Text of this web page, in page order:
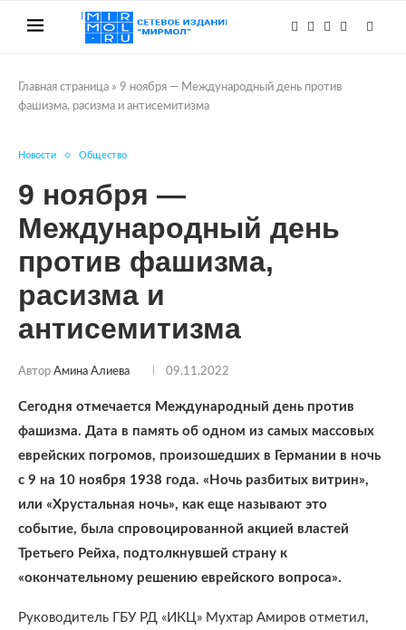
Главная страница » 9 ноября — Международный день против
фашизма, расизма и антисемитизма
Новости Общество
9 ноября —
Международный день
против фашизма,
расизма и
антисемитизма
Автор Амина Алиева 09.11.2022
Сегодня отмечается Международный день против
фашизма. Дата в память об одном из самых массовых
еврейских погромов, произошедших в Германии в ночь
с 9 на 10 ноября 1938 года. «Ночь разбитых витрин»,
или «Хрустальная ночь», как еще называют это
событие, была спровоцированной акцией властей
Третьего Рейха, подтолкнувшей страну к
«окончательному решению еврейского вопроса».
Руководитель ГБУ РД «ИКЦ» Мухтар Амиров отметил,